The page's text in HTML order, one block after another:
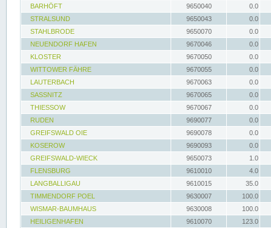
BARHÖFT
9650040
0.0
STRALSUND
9650043
0.0
STAHLBRODE
9650070
0.0
NEUENDORF HAFEN
9670046
0.0
KLOSTER
9670050
0.0
WITTOWER FÄHRE
9670055
0.0
LAUTERBACH
9670063
0.0
SASSNITZ
9670065
0.0
THIESSOW
9670067
0.0
RUDEN
9690077
0.0
GREIFSWALD OIE
9690078
0.0
KOSEROW
9690093
0.0
GREIFSWALD-WIECK
9650073
1.0
FLENSBURG
9610010
4.0
LANGBALLIGAU
9610015
35.0
TIMMENDORF POEL
9630007
100.0
WISMAR-BAUMHAUS
9630008
100.0
HEILIGENHAFEN
9610070
123.0